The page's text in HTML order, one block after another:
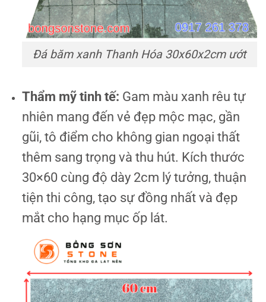
Đá băm xanh Thanh Hóa 30x60x2cm ướt
Thẩm mỹ tinh tế: Gam màu xanh rêu tự
nhiên mang đến vẻ đẹp mộc mạc, gần
gũi, tô điểm cho không gian ngoại thất
thêm sang trọng và thu hút. Kích thước
30×60 cùng độ dày 2cm lý tưởng, thuận
tiện thi công, tạo sự đồng nhất và đẹp
mắt cho hạng mục ốp lát.